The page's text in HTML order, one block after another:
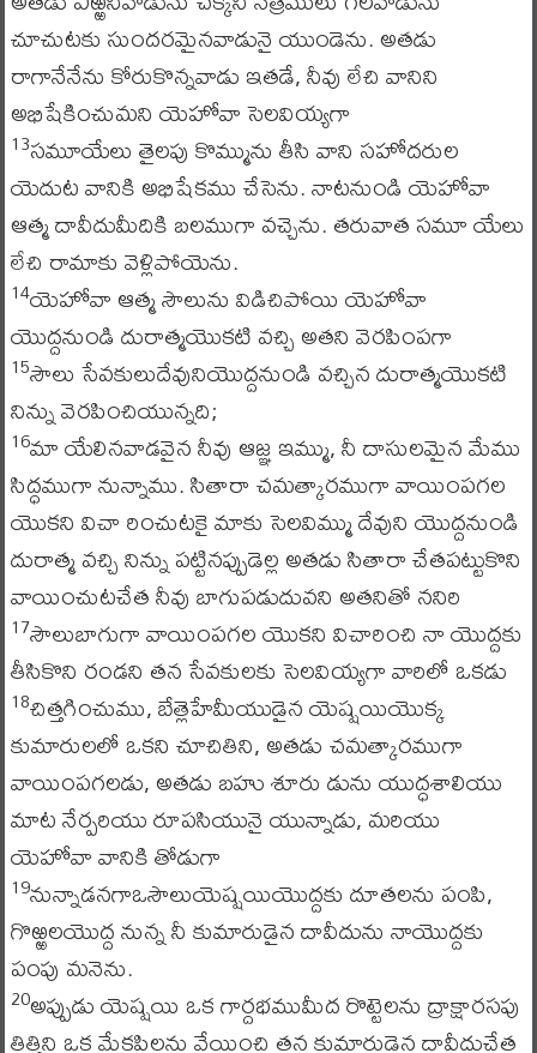
చూచుటకు సుందరమైనవాడునై యుండెను. అతడు
రాగానేనేను కోరుకొన్నవాడు ఇతడే, నీవు లేచి వానిని
అభిషేకించుమని యెహోవా సెలవియ్యగా
13సమూయేలు తైలపు కొమ్మును తీసి వాని సహోదరుల
యెదుట వానికి అభిషేకము చేసెను. నాటనుండి యెహోవా
ఆత్మ దావీదుమీదికి బలముగా వచ్చెను. తరువాత సమూ యేలు
లేచి రామాకు వెళ్లిపోయెను.
14యెహోవా ఆత్మ సౌలును విడిచిపోయి యెహోవా
యొద్దనుండి దురాత్మయొకటి వచ్చి అతని వెరపింపగా
15సౌలు సేవకులుదేవునియొద్దనుండి వచ్చిన దురాత్మయొకటి
నిన్ను వెరపించియున్నది;
16మా యేలినవాడవైన నీవు ఆజ్ఞ ఇమ్ము, నీ దాసులమైన మేము
సిద్ధముగా నున్నాము. సితారా చమత్కారముగా వాయింపగల
యొకని విచా రించుటకై మాకు సెలవిమ్ము దేవుని యొద్దనుండి
దురాత్మ వచ్చి నిన్ను పట్టినప్పుడెల్ల అతడు సితారా చేతపట్టుకొని
వాయించుటచేత నీవు బాగుపడుదువని అతనితో ననిరి
17సౌలుబాగుగా వాయింపగల యొకని విచారించి నా యొద్దకు
తీసికొని రండని తన సేవకులకు సెలవియ్యగా వారిలో ఒకడు
18చిత్తగించుము, బేత్లెహేమీయుడైన యెష్షయియొక్క
కుమారులలో ఒకని చూచితిని, అతడు చమత్కారముగా
వాయింపగలడు, అతడు బహు శూరు డును యుద్ధశాలియు
మాట నేర్పరియు రూపసియునై యున్నాడు, మరియు
యెహోవా వానికి తోడుగా
19నున్నాడనగాఒసౌలుయెష్షయియొద్దకు దూతలను పంపి,
గొఱ్ఱలయొద్ద నున్న నీ కుమారుడైన దావీదును నాయొద్దకు
పంపు మనెను.
20అప్పుడు యెష్షయి ఒక గార్దభముమీద రొట్టెలను ద్రాక్షారసపు
తిత్తిని ఒక మేకపిల్లను వేయించి తన కుమారుడైన దావీదుచేత